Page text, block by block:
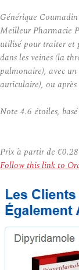
Générique Coumadin
Meilleur Pharmacie
utilisé pour traiter et
dans les veines (la
pulmonaire), avec
auriculaire), ou
Note 4.6 étoiles,
Prix à partir de €0.28
Follow this link to